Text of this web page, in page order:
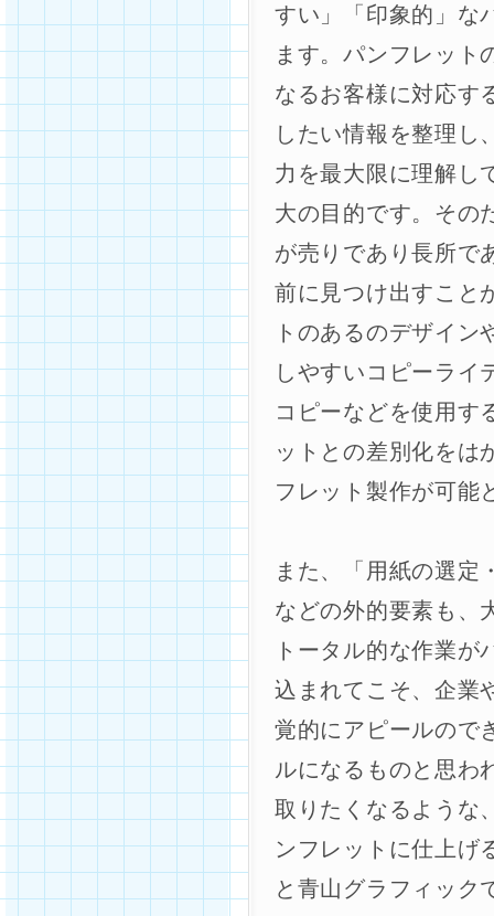
すい」「印象的」な
ます。パンフレット
なるお客様に対応す
したい情報を整理し
力を最大限に理解し
大の目的です。その
が売りであり長所で
前に見つけ出すこと
トのあるのデザイン
しやすいコピーライ
コピーなどを使用す
ットとの差別化をは
フレット製作が可能
また、「用紙の選定
などの外的要素も、
トータル的な作業が
込まれてこそ、企業
覚的にアピールので
ルになるものと思わ
取りたくなるような
ンフレットに仕上げ
と青山グラフィック